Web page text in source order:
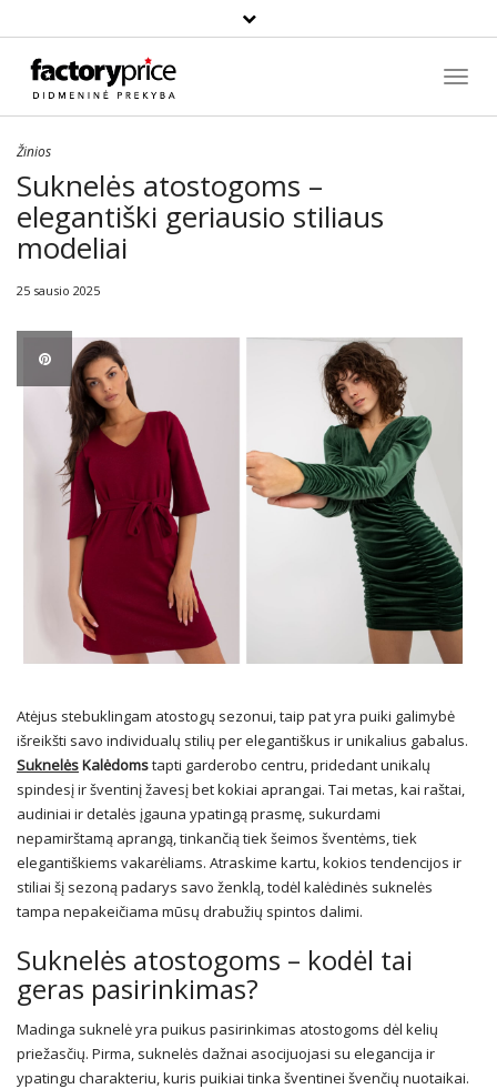
Paieška
Žinios
Suknelės atostogoms –
elegantiški geriausio stiliaus
modeliai
25 sausio 2025
Atėjus stebuklingam atostogų sezonui, taip pat yra puiki galimybė
išreikšti savo individualų stilių per elegantiškus ir unikalius gabalus.
SuknelėsKalėdomstapti garderobo centru, pridedant unikalų
spindesį ir šventinį žavesį bet kokiai aprangai. Tai metas, kai raštai,
audiniai ir detalės įgauna ypatingą prasmę, sukurdami
nepamirštamą aprangą, tinkančią tiek šeimos šventėms, tiek
elegantiškiems vakarėliams. Atraskime kartu, kokios tendencijos ir
stiliai šį sezoną padarys savo ženklą, todėl kalėdinės suknelės
tampa nepakeičiama mūsų drabužių spintos dalimi.
Suknelės atostogoms – kodėl tai
geras pasirinkimas?
Madinga suknelė yra puikus pasirinkimas atostogoms dėl kelių
priežasčių. Pirma, suknelės dažnai asocijuojasi su elegancija ir
ypatingu charakteriu, kuris puikiai tinka šventinei švenčių nuotaikai.